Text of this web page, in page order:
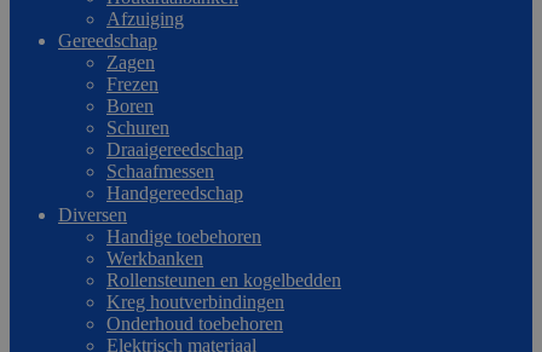
Afzuiging
Gereedschap
Zagen
Frezen
Boren
Schuren
Draaigereedschap
Schaafmessen
Handgereedschap
Diversen
Handige toebehoren
Werkbanken
Rollensteunen en kogelbedden
Kreg houtverbindingen
Onderhoud toebehoren
Elektrisch materiaal